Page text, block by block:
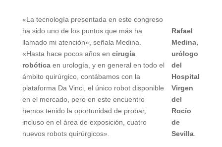
Rafael
Medina,
urólogo
del
Hospital
Virgen
del
Rocío
de
Sevilla
«La tecnología presentada en este congreso
ha sido uno de los puntos que más ha
llamado mi atención», señala Medina.
«Hasta hace pocos años en cirugía
robótica en urología, y en general en todo el
ámbito quirúrgico, contábamos con la
plataforma Da Vinci, el único robot disponible
en el mercado, pero en este encuentro
hemos tenido la oportunidad de probar,
incluso en el área de exposición, cuatro
nuevos robots quirúrgicos».